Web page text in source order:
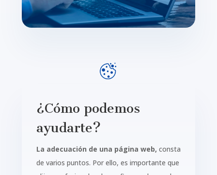
¿Cómo podemos
ayudarte?
La adecuación de una página web, consta
de varios puntos. Por ello, es importante que